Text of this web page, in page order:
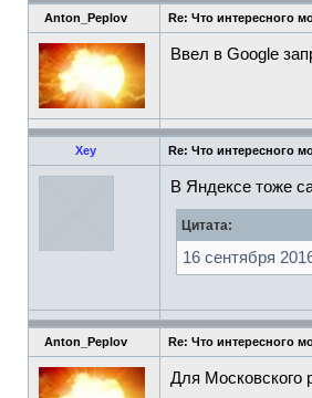
Anton_Peplov Re: Что интересного
Ввел в Google
Xey Re: Что интересного
В Яндексе тоже
Цитата:
16 сентября
Anton_Peplov Re: Что интересного
Для Московского